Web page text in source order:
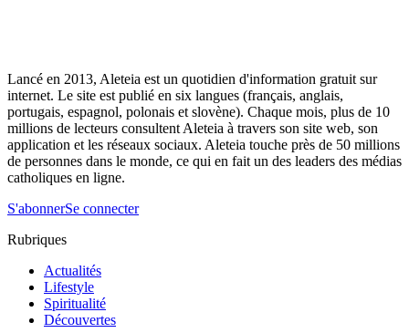
Lancé en 2013, Aleteia est un quotidien d'information gratuit sur
internet. Le site est publié en six langues (français, anglais,
portugais, espagnol, polonais et slovène). Chaque mois, plus de 10
millions de lecteurs consultent Aleteia à travers son site web, son
application et les réseaux sociaux. Aleteia touche près de 50 millions
de personnes dans le monde, ce qui en fait un des leaders des médias
catholiques en ligne.
S'abonnerSe connecter
Rubriques
Actualités
Lifestyle
Spiritualité
Découvertes